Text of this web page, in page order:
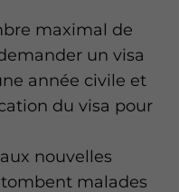
maximal de
un visa
année civile et
du visa pour
nouvelles
malades
Statement for this